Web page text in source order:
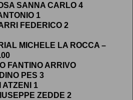
SANNA CARLO 4
1
FEDERICO 2
MICHELE LA ROCCA –
FANTINO ARRIVO
PES 3
ATZENI 1
ZEDDE 2